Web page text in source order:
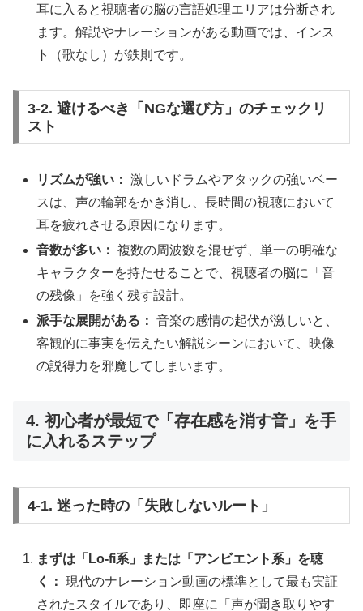
耳に入ると視聴者の脳の言語処理エリアは分断され
ます。解説やナレーションがある動画では、インス
ト（歌なし）が鉄則です。
3-2. 避けるべき「NGな選び方」のチェックリ
スト
リズムが強い： 激しいドラムやアタックの強いベー
スは、声の輪郭をかき消し、長時間の視聴において
耳を疲れさせる原因になります。
音数が多い： 複数の周波数を混ぜず、単一の明確な
キャラクターを持たせることで、視聴者の脳に「音
の残像」を強く残す設計。
派手な展開がある： 音楽の感情の起伏が激しいと、
客観的に事実を伝えたい解説シーンにおいて、映像
の説得力を邪魔してしまいます。
4. 初心者が最短で「存在感を消す音」を手
に入れるステップ
4-1. 迷った時の「失敗しないルート」
まずは「Lo-fi系」または「アンビエント系」を聴
く： 現代のナレーション動画の標準として最も実証
されたスタイルであり、即座に「声が聞き取りやす